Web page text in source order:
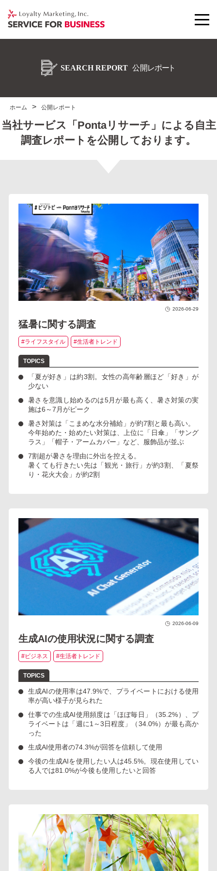
ホーム 公開レポート
当社サービス「Pontaリサーチ」による自主
調査レポートを公開しております。
2026-06-29
猛暑に関する調査
#ライフスタイル #生活者トレンド
「夏が好き」は約3割 。女性の高年齢層ほど「好き」が
少ない
暑さを意識し始めるのは5月が最も高く、暑さ対策の実
施は6～7月がピーク
暑さ対策は「こまめな水分補給」が約7割と最も高い。
今年始めた・始めたい対策は、上位に
「日傘」「サング
ラス」「帽子・アームカバー」など、服飾品が並ぶ
7割超が暑さを理由に外出を控える 。
暑くても行きたい先は「観光・旅行」が約3割、「夏祭
り・花火大会」が約2割
2026-06-09
生成AIの使用状況に関する調査
#ビジネス #生活者トレンド
生成AIの使用率は47.9%で、プライベートにおける使用
率が高い様子が見られた
仕事での生成AI使用頻度は 「ほぼ毎日」（35.2%）
、プ
ライベートは 「週に1～3日程度」（34.0%） が最も高か
った
生成AI使用者の74.3%が回答を信頼して使用
今後の生成AIを使用したい人は45.5%。 現在使用してい
る人では81.0%が今後も使用したいと回答